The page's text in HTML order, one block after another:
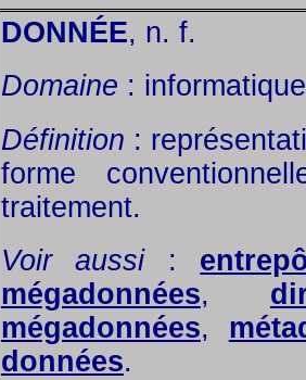
DONNÉE, n. f.
Domaine :
Définition :
forme
traitement.
Voir aussi:
mégadonnées,
mégadonnées,
données.